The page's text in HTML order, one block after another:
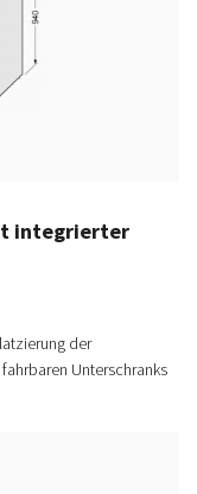
integrierter
der
Unterschranks